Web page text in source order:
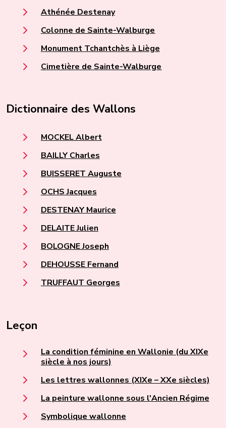
Athénée Destenay
Colonne de Sainte-Walburge
Monument Tchantchès à Liège
Cimetière de Sainte-Walburge
Dictionnaire des Wallons
MOCKEL Albert
BAILLY Charles
BUISSERET Auguste
OCHS Jacques
DESTENAY Maurice
DELAITE Julien
BOLOGNE Joseph
DEHOUSSE Fernand
TRUFFAUT Georges
Leçon
La condition féminine en Wallonie (du XIXe
siècle à nos jours)
Les lettres wallonnes (XIXe – XXe siècles)
La peinture wallonne sous l'Ancien Régime
Symbolique wallonne